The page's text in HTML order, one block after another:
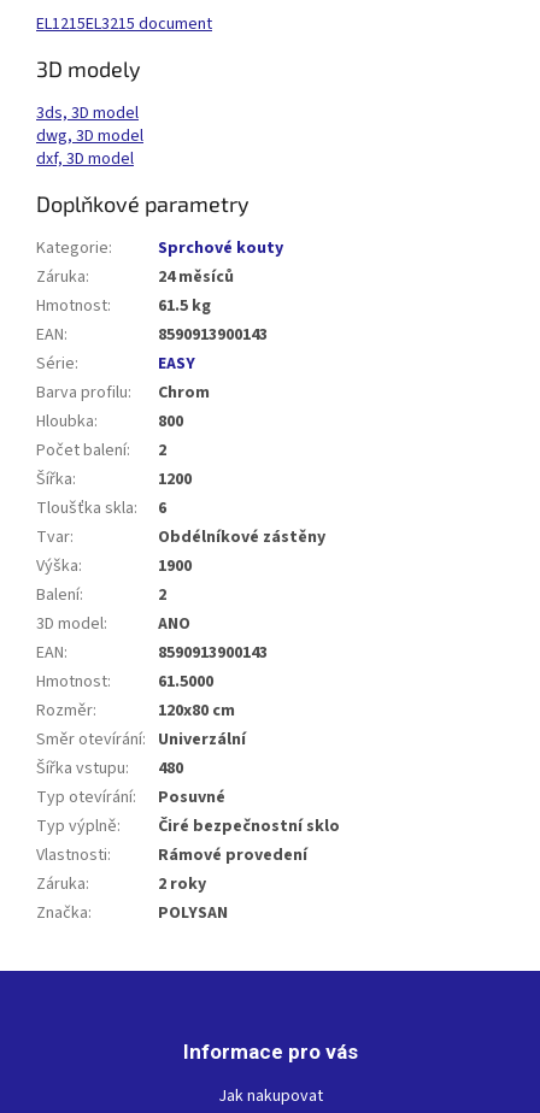
EL1215EL3215 document
3D modely
3ds, 3D model
dwg, 3D model
dxf, 3D model
Doplňkové parametry
Kategorie:
Sprchové kouty
Záruka:
24 měsíců
Hmotnost:
61.5 kg
EAN:
8590913900143
Série:
EASY
Barva profilu:
Chrom
Hloubka:
800
Počet balení:
2
Šířka:
1200
Tloušťka skla:
6
Tvar:
Obdélníkové zástěny
Výška:
1900
Balení:
2
3D model:
ANO
EAN:
8590913900143
Hmotnost:
61.5000
Rozměr:
120x80 cm
Směr otevírání: Univerzální
Šířka vstupu:
480
Typ otevírání:
Posuvné
Typ výplně:
Čiré bezpečnostní sklo
Vlastnosti:
Rámové provedení
Záruka:
2 roky
Značka: POLYSAN
Informace pro vás
Jak nakupovat